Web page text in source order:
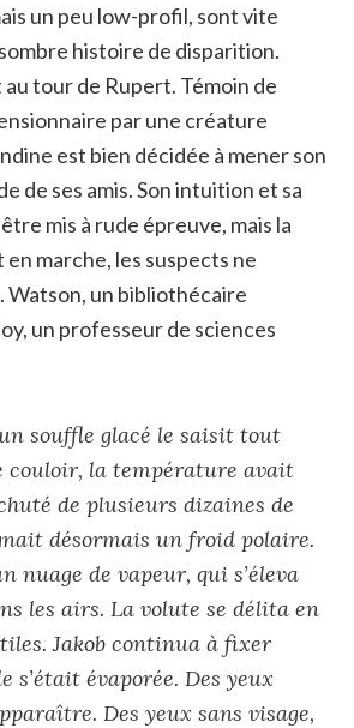
un peu low-profil, sont vite
histoire de disparition.
au tour de Rupert. Témoin de
par une créature
est bien décidée à mener son
de ses amis. Son intuition et sa
mis à rude épreuve, mais la
en marche, les suspects ne
Watson, un bibliothécaire
un professeur de sciences
souffle glacé le saisit tout
couloir, la température avait
de plusieurs dizaines de
désormais un froid polaire.
nuage de vapeur, qui s’éleva
les airs. La volute se délita en
Jakob continua à fixer
s’était évaporée. Des yeux
Des yeux sans visage,